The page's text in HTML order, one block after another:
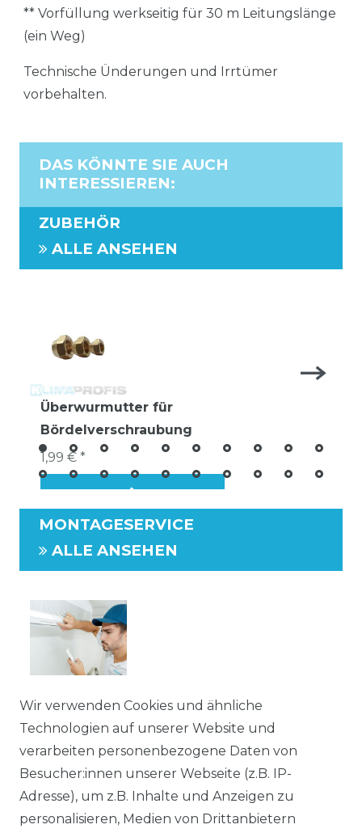
** Vorfüllung werkseitig für 30 m Leitungslänge
(ein Weg)
Technische Ünderungen und Irrtümer
vorbehalten.
DAS KÖNNTE SIE AUCH
INTERESSIEREN:
ZUBEHÖR
ALLE ANSEHEN
Überwurmutter für
Bördelverschraubung
1,99 € *
MONTAGESERVICE
ALLE ANSEHEN
Inbetriebnahme einer
Klimaanlage mit 2
Inneneinheiten
650,00 € *
Wir verwenden Cookies und ähnliche
Technologien auf unserer Website und
verarbeiten personenbezogene Daten von
Besucher:innen unserer Webseite (z.B. IP-
Adresse), um z.B. Inhalte und Anzeigen zu
personalisieren, Medien von Drittanbietern